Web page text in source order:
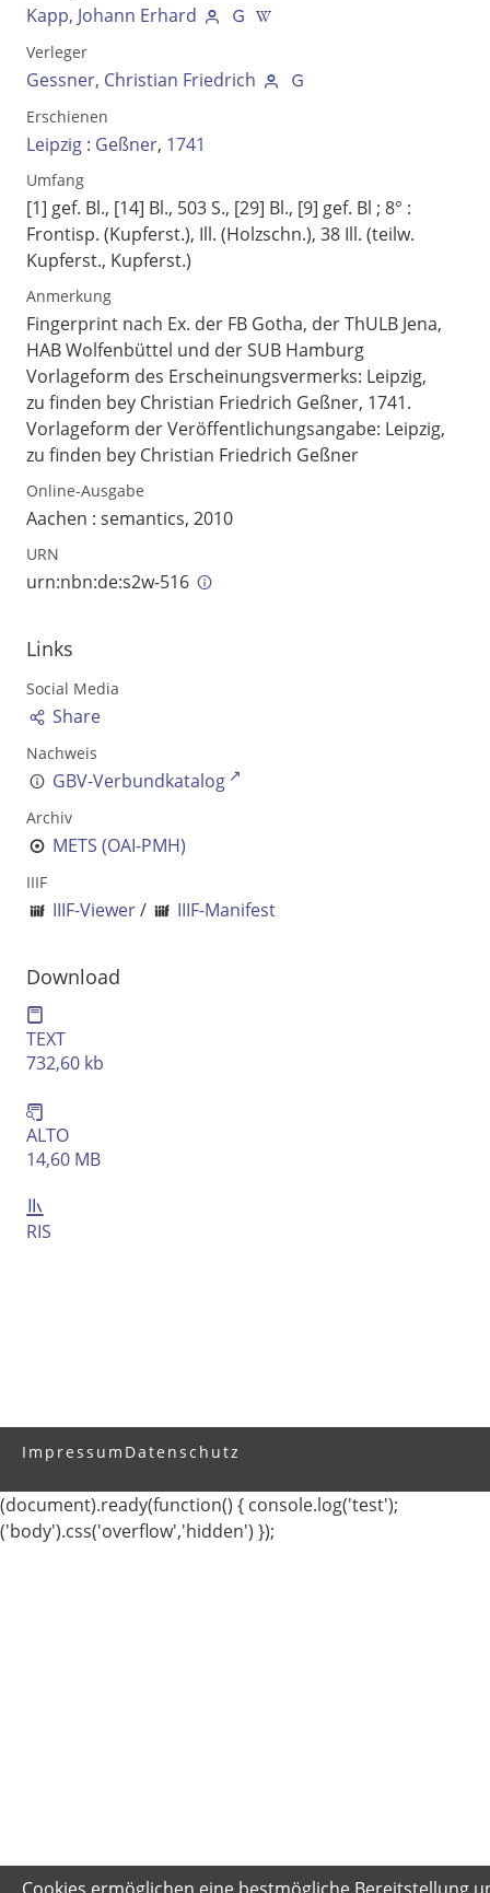
Rechtstrunkierung
an
Kapp, Johann Erhard
Verleger
Gessner, Christian Friedrich
Erschienen
Leipzig : Geßner, 1741
Umfang
[1] gef. Bl., [14] Bl., 503 S., [29] Bl., [9] gef. Bl ; 8° :
Frontisp. (Kupferst.), Ill. (Holzschn.), 38 Ill. (teilw.
Kupferst., Kupferst.)
Anmerkung
Fingerprint nach Ex. der FB Gotha, der ThULB Jena,
HAB Wolfenbüttel und der SUB Hamburg
Vorlageform des Erscheinungsvermerks: Leipzig,
zu finden bey Christian Friedrich Geßner, 1741.
Vorlageform der Veröffentlichungsangabe: Leipzig,
zu finden bey Christian Friedrich Geßner
Online-Ausgabe
Aachen : semantics, 2010
URN
urn:nbn:de:s2w-516
Links
Social Media
Share
Nachweis
GBV-Verbundkatalog
Archiv
METS (OAI-PMH)
IIIF
IIIF-Viewer/ IIIF-Manifest
Download
TEXT
732,60 kb
ALTO
14,60 MB
RIS
Impressum Datenschutz
(document).ready(function() { console.log('test');
('body').css('overflow','hidden') });